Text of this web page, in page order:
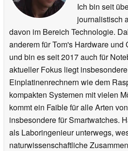
Ich bin seit
journalistisch
davon im Bereich Technologie.
anderem für Tom's Hardware und
und bin es seit 2017 auch für
aktueller Fokus liegt
Einplatinenrechnern wie dem
kompakten Systemen mit vielen
kommt ein Faible für alle Arten
insbesondere für Smartwatches.
als Laboringenieur unterwegs,
naturwissenschaftliche